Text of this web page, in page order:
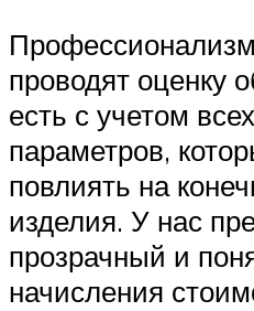
проводят оценку
есть с учетом
параметров,
повлиять на
изделия. У нас
прозрачный и
начисления